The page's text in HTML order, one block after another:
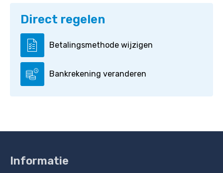
Direct regelen
Betalingsmethode wijzigen
 Bankrekening veranderen
Contactinformatie
Informatie